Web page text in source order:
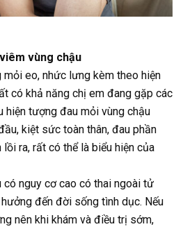
vùng chậu
mỏi eo, nhức lưng kèm theo hiện
có khả năng chị em đang gặp các
hiện tượng đau mỏi vùng chậu
kiệt sức toàn thân, đau phần
ra, rất có thể là biểu hiện của
nguy cơ cao có thai ngoài tử
đến đời sống tình dục. Nếu
nên khi khám và điều trị sớm,